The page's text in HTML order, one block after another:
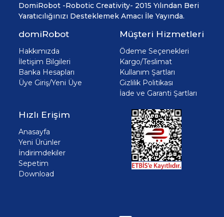
DomiRobot -Robotic Creativity- 2015 Yılından Beri
Yaratıcılığınızı Desteklemek Amacı İle Yayında.
domiRobot
Hakkımızda
İletişim Bilgileri
Banka Hesapları
Üye Giriş/Yeni Üye
Müşteri Hizmetleri
Ödeme Seçenekleri
Kargo/Teslimat
Kullanım Şartları
Gizlilik Politikası
İade ve Garanti Şartları
Hızlı Erişim
Anasayfa
Yeni Ürünler
İndirimdekiler
Sepetim
Download